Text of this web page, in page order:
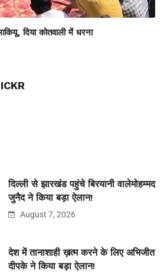
दिया कोतवाली में धरना
दिल्ली से झारखंड पहुंचे बिरयानी वालेमोहम्मद
जुनैद ने किया बड़ा ऐलान!
August 7, 2026
देश में तानाशाही ख़त्म करने के लिए अभिजीत
दीपके ने किया बड़ा ऐलान!